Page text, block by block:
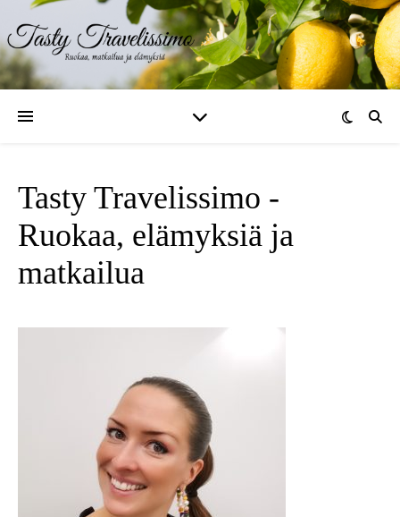
Tasty Travelissimo -
Ruokaa, elämyksiä ja
matkailua